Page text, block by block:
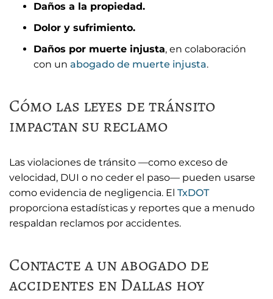
Daños a la propiedad.
Dolor y sufrimiento.
Daños por muerte injusta, en colaboración
con un abogado de muerte injusta.
Cómo las leyes de tránsito
impactan su reclamo
Las violaciones de tránsito —como exceso de
velocidad, DUI o no ceder el paso— pueden usarse
como evidencia de negligencia. El TxDOT
proporciona estadísticas y reportes que a menudo
respaldan reclamos por accidentes.
Contacte a un abogado de
accidentes en Dallas hoy